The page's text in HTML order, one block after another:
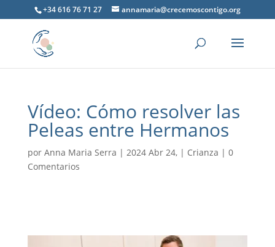
+34 616 76 71 27 annamaria@crecemoscontigo.org
Vídeo: Cómo resolver las
Peleas entre Hermanos
por Anna Maria Serra | 2024 Abr 24,| Crianza | 0
Comentarios